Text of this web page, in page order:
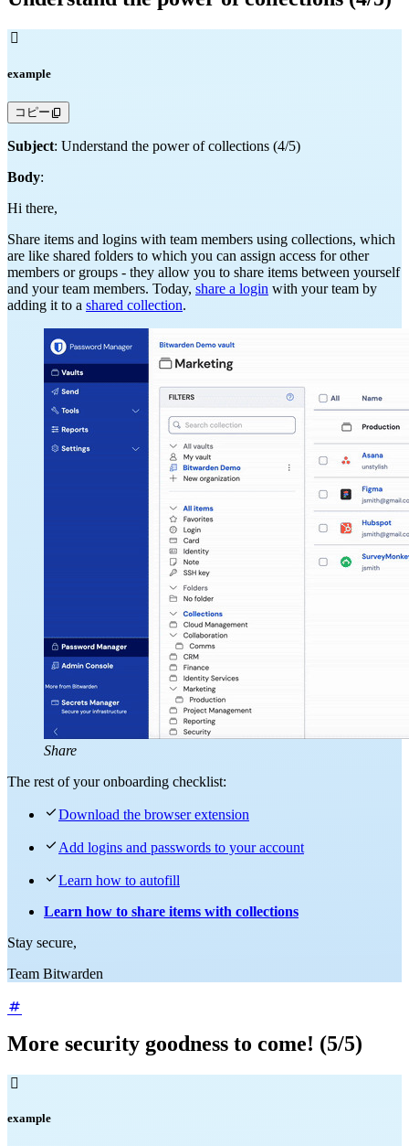

example
コピー
Subject: Understand the power of collections (4/5)
Body:
Hi there,
Share items and logins with team members using collections, which
are like shared folders to which you can assign access for other
members or groups - they allow you to share items between yourself
and your team members. Today, share a login with your team by
adding it to a shared collection.
Share
The rest of your onboarding checklist:
Download the browser extension
 Add logins and passwords to your account
Learn how to autofill
Learn how to share items with collections
Stay secure,
Team Bitwarden
More security goodness to come! (5/5)

example